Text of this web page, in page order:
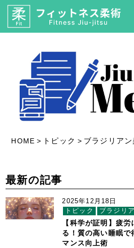
HOME > トピック > ブラジリアン
最新の記事
2025年12月18日
トピック
ブラジリ
【科学が証明】疲
る！質の高い睡眠で
マンス向上術